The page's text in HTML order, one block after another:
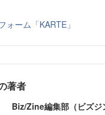
ォーム「KARTE」
著者
Biz/Zine編集部（ビズジ